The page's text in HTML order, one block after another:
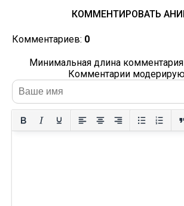
КОММЕНТИРОВАТЬ
Комментариев: 0
Минимальная длина комментария
Комментарии